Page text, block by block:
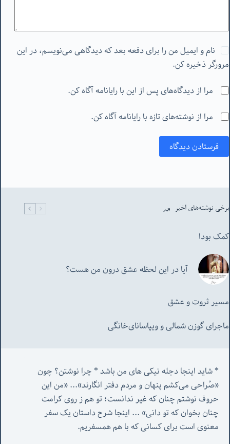
نام و ایمیل من را برای دفعه بعد که دیدگاهی می‌نویسم، در این
مرورگر ذخیره کن.
مرا از دیدگاه‌های پس از این با رایانامه آگاه کن.
مرا از نوشته‌های تازه با رایانامه آگاه کن.
فرستادن دیدگاه
برخی نوشته‌های اخیر
کمک بودا
آیا در این لحظه عشق درون من هست؟
مسیر ثروت و عشق
ماجرای گوزن شمالی و‌ ویپاسانای‌خانگی
«صُراحی می‌کشم پنهان‌ و مردم‌ دفتر انگارند»... «
چنان بخوان که تو دانی» ...
معنوی است برای کسانی که با هم همسفریم.